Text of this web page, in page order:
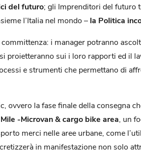
del futuro; gli Imprenditori del futuro
l’Italia nel mondo – la Politica
i manager potranno
proietteranno sui i loro rapporti ed il
e strumenti che permettano di
la fase finale della consegna
-Microvan & cargo bike area , un
merci nelle aree urbane, come
in manifestazione non solo